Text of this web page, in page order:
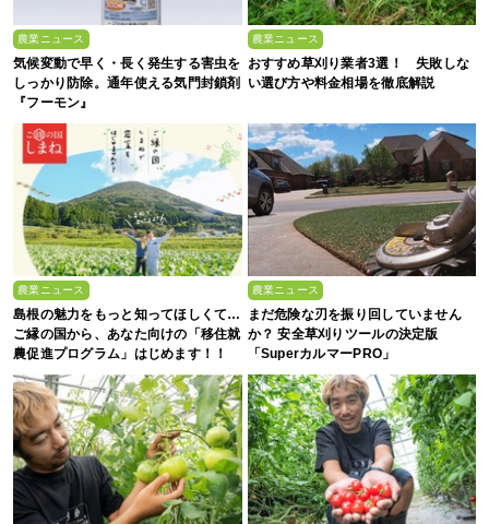
農業ニュース
気候変動で早く・長く発生する害虫を
しっかり防除。通年使える気門封鎖剤
『フーモン』
農業ニュース
おすすめ草刈り業者3選！ 失敗しな
い選び方や料金相場を徹底解説
農業ニュース
島根の魅力をもっと知ってほしくて…
ご縁の国から、あなた向けの「移住就
農促進プログラム」はじめます！！
農業ニュース
まだ危険な刃を振り回していません
か？ 安全草刈りツールの決定版
「SuperカルマーPRO」